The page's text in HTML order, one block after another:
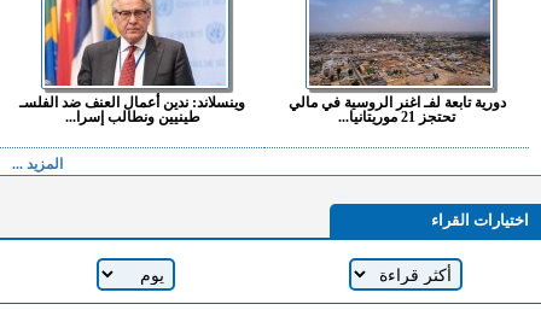
دورية تابعة لفـ اغنر الروسية في مالي
تحتجز 21 موريتانيا...
وينسلاند: ندين أعمال العنف ضد الفلسـ
طينيين ونطالب إسرا...
المزيد ...
اختيارات القراء